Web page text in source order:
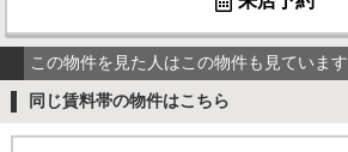
この物件を見た人はこの物件も見ています
同じ賃料帯の物件はこちら